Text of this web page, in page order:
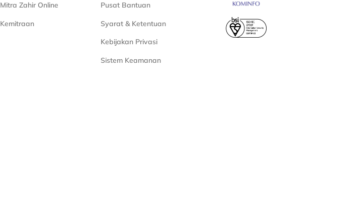
Mitra Zahir Online
Kemitraan
Pusat Bantuan
Syarat & Ketentuan
Kebijakan Privasi
Sistem Keamanan